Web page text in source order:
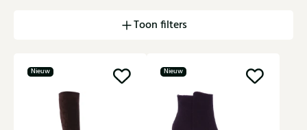
Toon filters
Nieuw Nieuw